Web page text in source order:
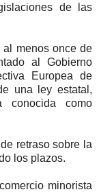
de las
al menos once de
al Gobierno
Europea de
una ley estatal,
conocida como
retraso sobre la
los plazos.
minorista